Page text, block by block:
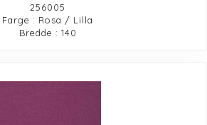
256005
Farge : Rosa / Lilla
Bredde : 140